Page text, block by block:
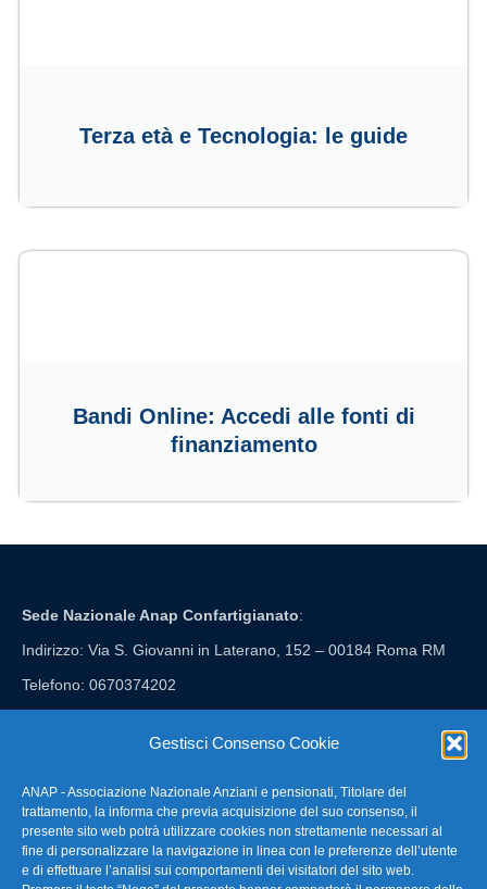
Gestisci Consenso Cookie
ANAP - Associazione Nazionale Anziani e pensionati, Titolare del
trattamento, la informa che previa acquisizione del suo consenso, il
presente sito web potrà utilizzare cookies non strettamente necessari al
fine di personalizzare la navigazione in linea con le preferenze dell’utente
e di effettuare l’analisi sui comportamenti dei visitatori del sito web.
Terza età e Tecnologia: le guide
Bandi Online: Accedi alle fonti di
finanziamento
Sede Nazionale Anap Confartigianato:
Indirizzo: Via S. Giovanni in Laterano, 152 – 00184 Roma RM
Telefono: 0670374202
FAQ – Domande Frequenti
La nostra Newsletter